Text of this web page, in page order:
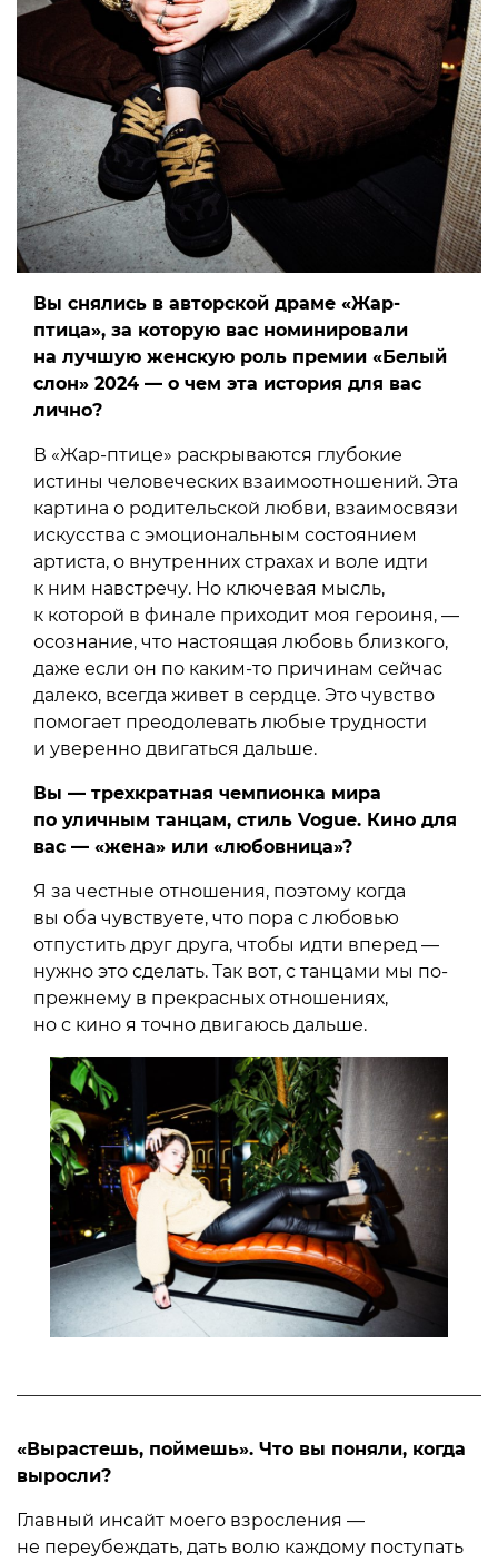
Вы снялись в авторской драме «Жар-
птица», за которую вас номинировали
на лучшую женскую роль премии «Белый
слон» 2024 — о чем эта история для вас
лично?
В «Жар-птице» раскрываются глубокие
истины человеческих взаимоотношений. Эта
картина о родительской любви, взаимосвязи
искусства с эмоциональным состоянием
артиста, о внутренних страхах и воле идти
к ним навстречу. Но ключевая мысль,
к которой в финале приходит моя героиня, —
осознание, что настоящая любовь близкого,
даже если он по каким-то причинам сейчас
далеко, всегда живет в сердце. Это чувство
помогает преодолевать любые трудности
и уверенно двигаться дальше.
Вы — трехкратная чемпионка мира
по уличным танцам, стиль Vogue. Кино для
вас — «жена» или «любовница»?
Я за честные отношения, поэтому когда
вы оба чувствуете, что пора с любовью
отпустить друг друга, чтобы идти вперед —
нужно это сделать. Так вот, с танцами мы по-
прежнему в прекрасных отношениях,
но с кино я точно двигаюсь дальше.
«Вырастешь, поймешь». Что вы поняли, когда
выросли?
Главный инсайт моего взросления —
не переубеждать, дать волю каждому поступать